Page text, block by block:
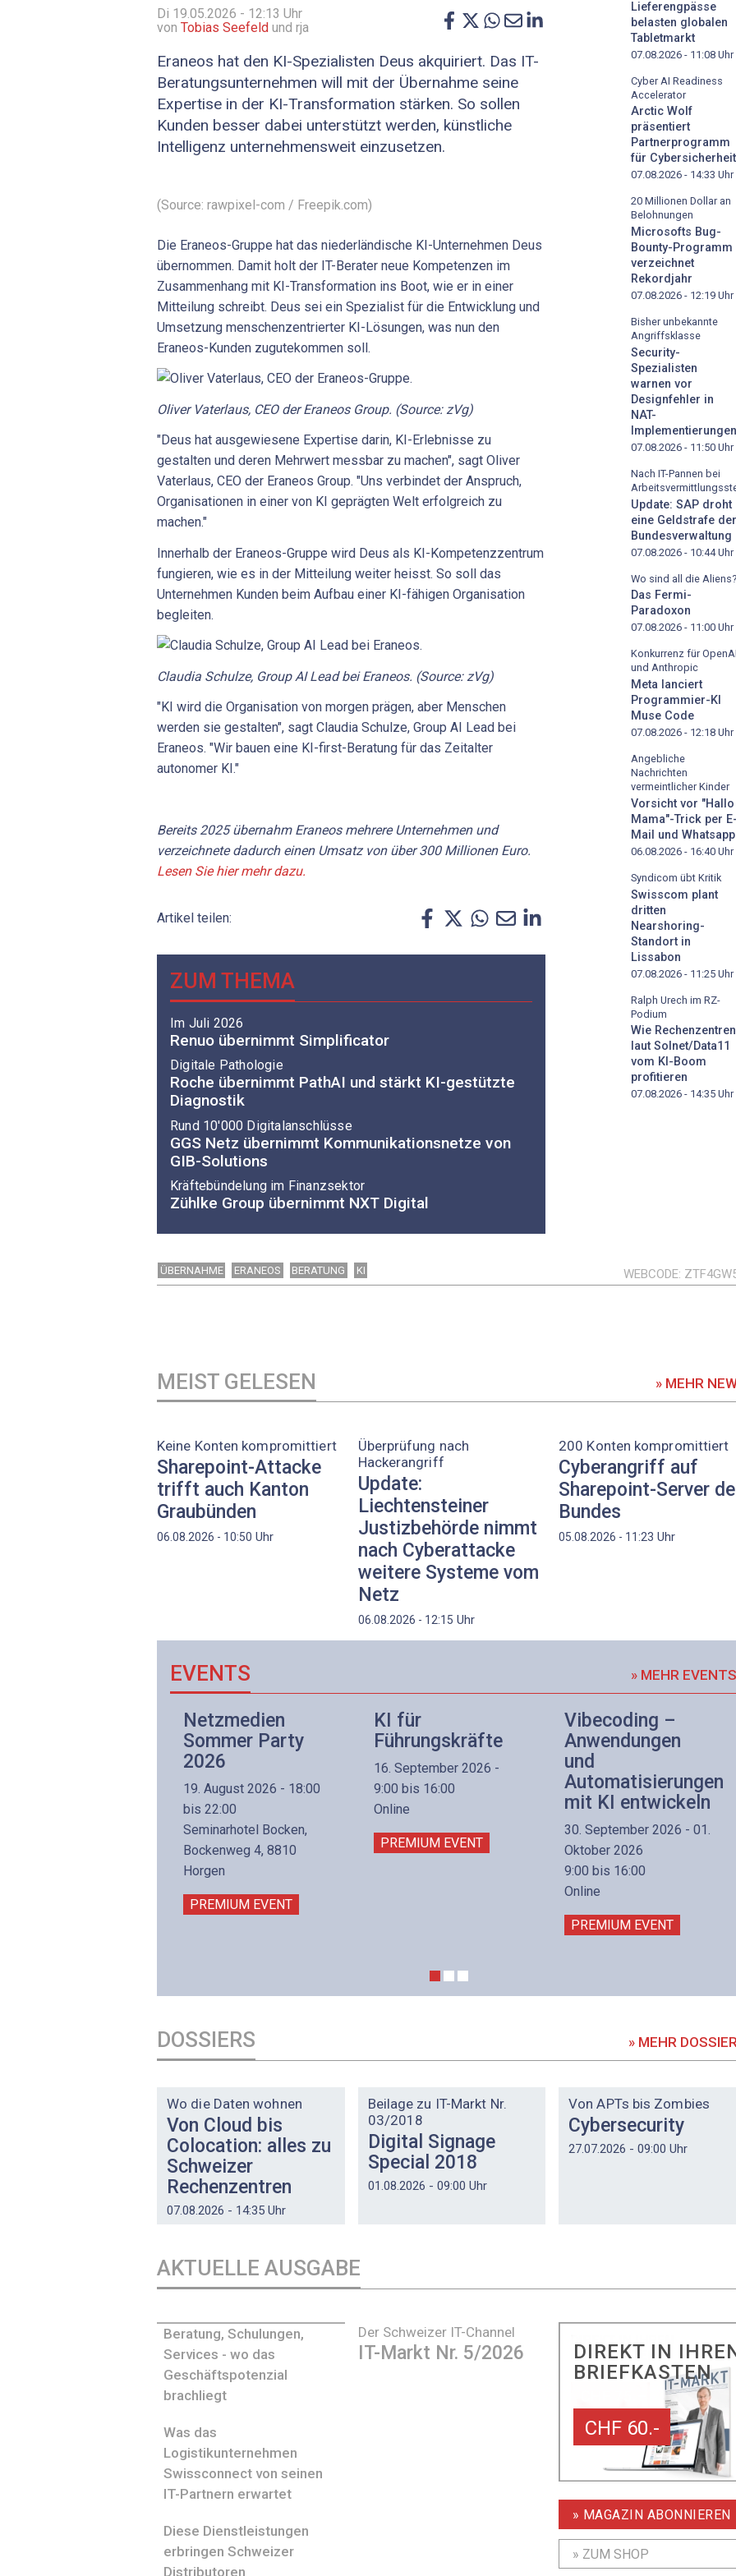
Di 19.05.2026 - 12:13 Uhr
von Tobias Seefeld und rja
Eraneos hat den KI-Spezialisten Deus akquiriert. Das IT-
Beratungsunternehmen will mit der Übernahme seine
Expertise in der KI-Transformation stärken. So sollen
Kunden besser dabei unterstützt werden, künstliche
Intelligenz unternehmensweit einzusetzen.
(Source: rawpixel-com / Freepik.com)
Die Eraneos-Gruppe hat das niederländische KI-Unternehmen Deus
übernommen. Damit holt der IT-Berater neue Kompetenzen im
Zusammenhang mit KI-Transformation ins Boot, wie er in einer
Mitteilung schreibt. Deus sei ein Spezialist für die Entwicklung und
Umsetzung menschenzentrierter KI-Lösungen, was nun den
Eraneos-Kunden zugutekommen soll.
Oliver Vaterlaus, CEO der Eraneos Group. (Source: zVg)
"Deus hat ausgewiesene Expertise darin, KI-Erlebnisse zu
gestalten und deren Mehrwert messbar zu machen", sagt Oliver
Vaterlaus, CEO der Eraneos Group. "Uns verbindet der Anspruch,
Organisationen in einer von KI geprägten Welt erfolgreich zu
machen."
Innerhalb der Eraneos-Gruppe wird Deus als KI-Kompetenzzentrum
fungieren, wie es in der Mitteilung weiter heisst. So soll das
Unternehmen Kunden beim Aufbau einer KI-fähigen Organisation
begleiten.
Claudia Schulze, Group AI Lead bei Eraneos. (Source: zVg)
"KI wird die Organisation von morgen prägen, aber Menschen
werden sie gestalten", sagt Claudia Schulze, Group AI Lead bei
Eraneos. "Wir bauen eine KI-first-Beratung für das Zeitalter
autonomer KI."
Bereits 2025 übernahm Eraneos mehrere Unternehmen und
verzeichnete dadurch einen Umsatz von über 300 Millionen Euro.
Lesen Sie hier mehr dazu.
Artikel teilen:
ZUM THEMA
Im Juli 2026
Renuo übernimmt Simplificator
Digitale Pathologie
Roche übernimmt PathAI und stärkt KI-gestützte
Diagnostik
Rund 10'000 Digitalanschlüsse
GGS Netz übernimmt Kommunikationsnetze von
GIB-Solutions
Kräftebündelung im Finanzsektor
Zühlke Group übernimmt NXT Digital
Lieferengpässe
belasten globalen
Tabletmarkt
07.08.2026 - 11:08 Uhr
Cyber AI Readiness
Accelerator
Arctic Wolf
präsentiert
Partnerprogramm
für Cybersicherheit
07.08.2026 - 14:33 Uhr
20 Millionen Dollar an
Belohnungen
Microsofts Bug-
Bounty-Programm
verzeichnet
Rekordjahr
07.08.2026 - 12:19 Uhr
Bisher unbekannte
Angriffsklasse
Security-
Spezialisten
warnen vor
Designfehler in
NAT-
Implementierungen
07.08.2026 - 11:50 Uhr
Nach IT-Pannen bei
Update: SAP droht
eine Geldstrafe der
Bundesverwaltung
07.08.2026 - 10:44Uhr
Wo sind all die Aliens?
Das Fermi-
Paradoxon
07.08.2026 - 11:00 Uhr
Konkurrenz für OpenAI
und Anthropic
Meta lanciert
Programmier-KI
Muse Code
07.08.2026 - 12:18 Uhr
Angebliche
Nachrichten
vermeintlicher Kinder
Vorsicht vor "Hallo
Mama"-Trick per E-
Mail und Whatsapp
06.08.2026 - 16:40 Uhr
Syndicom übt Kritik
Swisscom plant
dritten
Nearshoring-
Standort in
Lissabon
07.08.2026 - 11:25 Uhr
Ralph Urech im RZ-
Podium
Wie Rechenzentren
laut Solnet/Data11
vom KI-Boom
profitieren
07.08.2026 - 14:35 Uhr
ÜBERNAHME ERANEOS BERATUNG KI WEBCODE
MEIST GELESEN » MEHR
Keine Konten kompromittiert
Sharepoint-Attacke
trifft auch Kanton
Graubünden
06.08.2026 - 10:50 Uhr
Überprüfung nach
Hackerangriff
Update:
Liechtensteiner
Justizbehörde nimmt
nach Cyberattacke
weitere Systeme vom
Netz
06.08.2026 - 12:15 Uhr
200 Konten kompromittiert
Cyberangriff auf
Sharepoint-Server
Bundes
05.08.2026 - 11:23 Uhr
EVENTS » MEHR EVENTS
Netzmedien
Sommer Party
2026
19. August 2026 - 18:00
bis 22:00
Seminarhotel Bocken,
Bockenweg 4, 8810
Horgen
PREMIUM EVENT
KI für
Führungskräfte
16. September 2026 -
9:00 bis 16:00
Online
PREMIUM EVENT
Vibecoding –
Anwendungen
und
Automatisierungen
mit KI entwickeln
30. September 2026 - 01.
Oktober 2026
9:00 bis 16:00
Online
PREMIUM EVENT
DOSSIERS » MEHR
Wo die Daten wohnen
Von Cloud bis
Colocation: alles zu
Schweizer
Rechenzentren
07.08.2026 - 14:35 Uhr
Beilage zu IT-Markt Nr.
03/2018
Digital Signage
Special 2018
01.08.2026 - 09:00 Uhr
Von APTs bis Zombies
Cybersecurity
27.07.2026 - 09:00 Uhr
AKTUELLE AUSGABE
Der Schweizer IT-Channel
IT-Markt Nr. 5/2026
Beratung, Schulungen,
Services - wo das
Geschäftspotenzial
brachliegt
Was das
Logistikunternehmen
Swissconnect von seinen
IT-Partnern erwartet
Diese Dienstleistungen
erbringen Schweizer
Distributoren
DIREKT IN
BRIEFKASTEN
CHF 60.-
» MAGAZIN ABONNIEREN
» ZUM SHOP